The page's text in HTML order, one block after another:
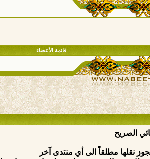
قائمة الأعضاء
الصريح
نقلها مطلقاً الى أي منتدى آخر